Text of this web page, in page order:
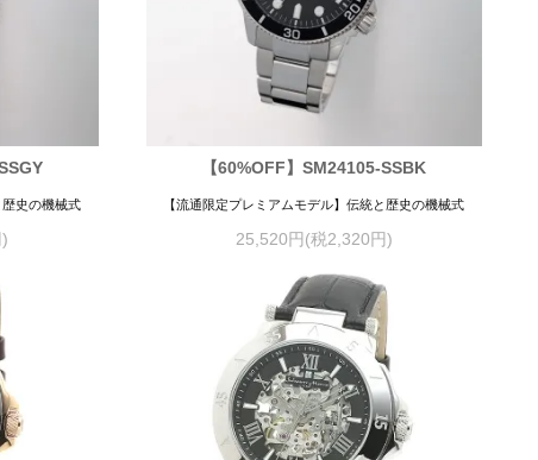
歴史の機械式
【60%OFF】SM24105-SSBK
【流通限定プレミアムモデル】伝統と歴史の機械式
25,520円(税2,320円)